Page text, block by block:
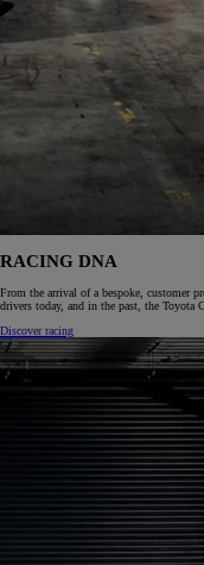
RACING DNA
From the arrival of a bespoke, customer
drivers today, and in the past, the Toyota
Discover racing